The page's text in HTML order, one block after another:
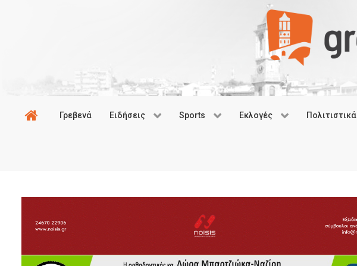
Γρεβενά Ειδήσεις Sports Εκλογές Πολιτιστικά